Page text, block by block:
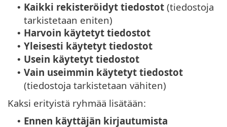
• Kaikki rekisteröidyt tiedostot (tiedostoja
tarkistetaan eniten)
• Harvoin käytetyt tiedostot
• Yleisesti käytetyt tiedostot
• Usein käytetyt tiedostot
• Vain useimmin käytetyt tiedostot
(tiedostoja tarkistetaan vähiten)
Kaksi erityistä ryhmää lisätään:
• Ennen käyttäjän kirjautumista